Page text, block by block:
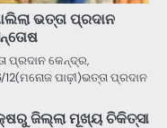
ଭତ୍ତା ପ୍ରଦାନ
ପ୍ରଦାନ କେନ୍ଦ୍ର,
ପାଢ଼ୀ)ଭତ୍ତା ପ୍ରଦାନ
ଜିଲ୍ଲା ମୂଖ୍ୟ ଚିକିତ୍ସା